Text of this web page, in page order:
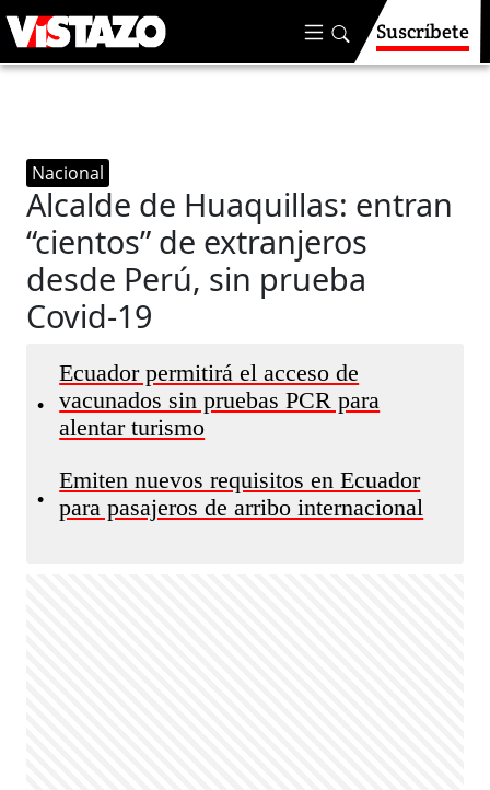
Suscríbete
Nacional
Alcalde de Huaquillas: entran
“cientos” de extranjeros
desde Perú, sin prueba
Covid-19
•
Ecuador permitirá el acceso de
vacunados sin pruebas PCR para
alentar turismo
•
Emiten nuevos requisitos en Ecuador
para pasajeros de arribo internacional